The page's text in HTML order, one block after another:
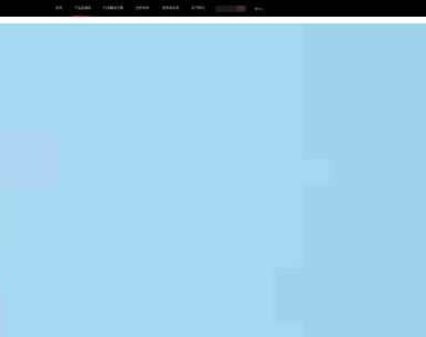
首页 产品及服务 行业解决方案 合作伙伴 投资者关系 关于我们 中EN